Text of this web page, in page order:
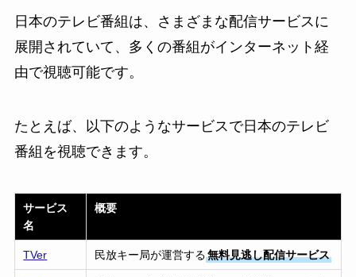
日本のテレビ番組は、さまざまな配信サービスに
展開されていて、多くの番組がインターネット経
由で視聴可能です。
たとえば、以下のようなサービスで日本のテレビ
番組を視聴できます。
サービス
名
概要
TVer 民放キー局が運営する無料見逃し配信サービス